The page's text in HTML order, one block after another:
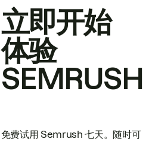
立即开始
体验
SEMRUSH
免费试用 Semrush 七天。随时可